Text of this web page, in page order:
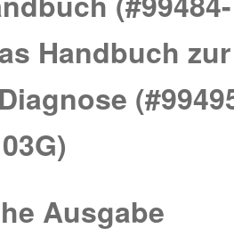
Handbuch zur
03G)
Ausgabe